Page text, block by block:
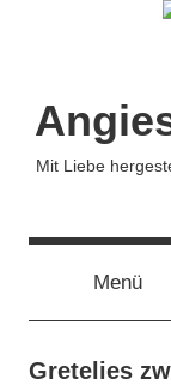
Mit Liebe
Menü
Gretelies